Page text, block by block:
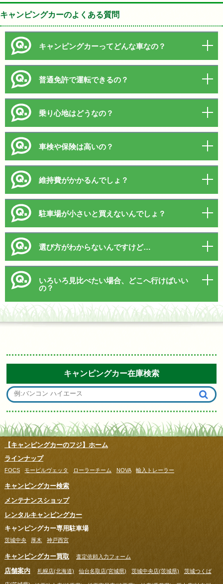
キャンピングカーのよくある質問
キャンピングカーってどんな車なの？
普通免許で運転できるの？
乗り心地はどうなの？
車検や保険は高いの？
維持費がかかるんでしょ？
駐車場が小さいと買えないんでしょ？
選び方がわからないんですけど…
いろいろ見比べたい場合、どこへ行けばいい
の？
キャンピングカー在庫検索
【キャンピングカーのフジ】ホーム
ラインナップ
FOCS モービルヴェッタ ローラーチーム NOVA 輸入トレーラー
キャンピングカー検索
メンテナンスショップ
レンタルキャンピングカー
キャンピングカー専用駐車場
茨城中央 厚木 神戸西宮
キャンピングカー買取 査定依頼入力フォーム
店舗案内 札幌店(北海道) 仙台名取店(宮城県) 茨城中央店(茨城県) 茨城つくば